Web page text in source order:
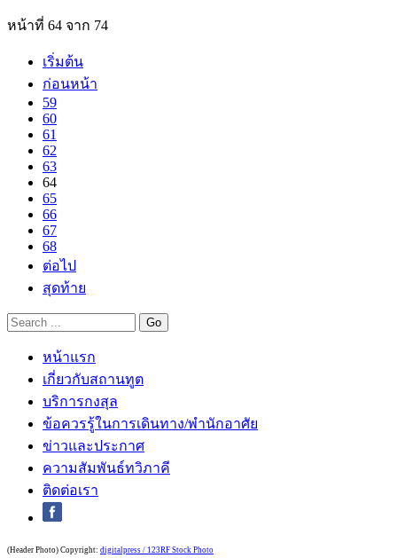
หน้าที่ 64 จาก 74
เริ่มต้น
ก่อนหน้า
59
60
61
62
63
64
65
66
67
68
ต่อไป
สุดท้าย
หน้าแรก
เกี่ยวกับสถานทูต
บริการกงสุล
ข้อควรรู้ในการเดินทาง/พำนักอาศัย
ข่าวและประกาศ
ความสัมพันธ์ทวิภาคี
ติดต่อเรา
(Header Photo) Copyright: digitalpress / 123RF Stock Photo